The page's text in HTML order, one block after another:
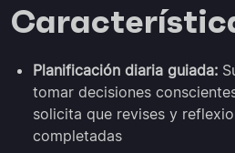
Planificación diaria guiada:
tomar decisiones
solicita que revises y
completadas